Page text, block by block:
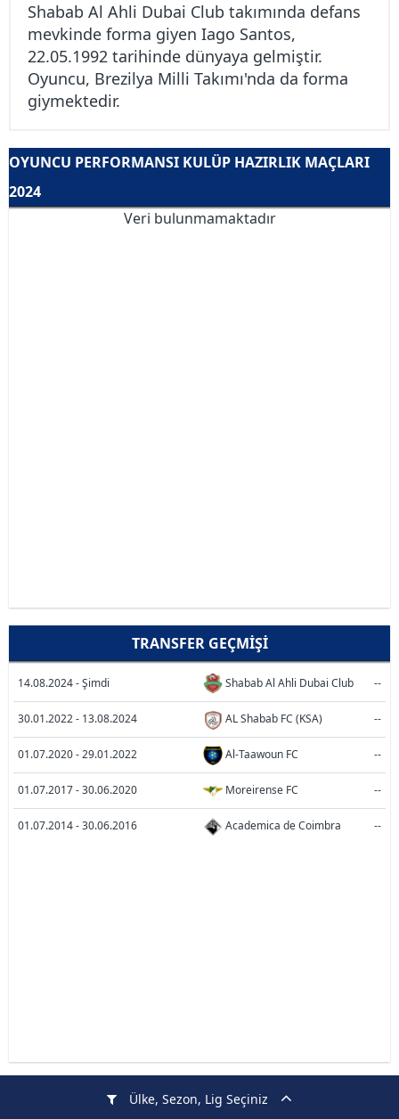
Ülke, Sezon, Lig Seçiniz
Shabab Al Ahli Dubai Club takımında defans
mevkinde forma giyen Iago Santos,
22.05.1992 tarihinde dünyaya gelmiştir.
Oyuncu, Brezilya Milli Takımı'nda da forma
giymektedir.
OYUNCU PERFORMANSI KULÜP HAZIRLIK MAÇLARI
2024
Veri bulunmamaktadır
TRANSFER GEÇMIŞI
14.08.2024 - Şimdi Shabab Al Ahli Dubai Club --
30.01.2022 - 13.08.2024 AL Shabab FC (KSA) --
01.07.2020 - 29.01.2022 Al-Taawoun FC --
01.07.2017 - 30.06.2020 Moreirense FC --
01.07.2014 - 30.06.2016 Academica de Coimbra --